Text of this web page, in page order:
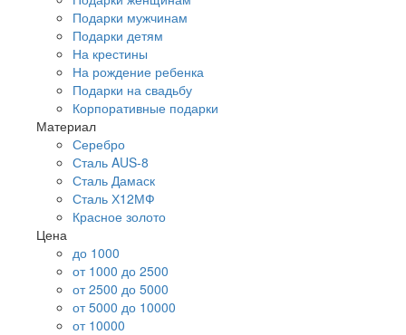
Подарки мужчинам
Подарки детям
На крестины
На рождение ребенка
Подарки на свадьбу
Корпоративные подарки
Материал
Серебро
Сталь AUS-8
Сталь Дамаск
Сталь Х12МФ
Красное золото
Цена
до 1000
от 1000 до 2500
от 2500 до 5000
от 5000 до 10000
от 10000